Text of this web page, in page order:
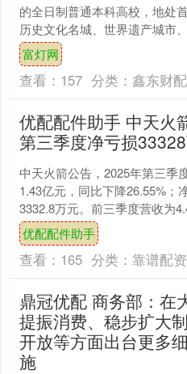
的全日制普通本科高校，地处
历史文化名城、世界遗产城市
化之都、中国海上丝绸之路起
建省泉州市。学校位于泉州....
富灯网
查看： 157 分类： 鑫东财
优配配件助手 中天火
第三季度净亏损
中天火箭公告，2025年第三季
1.43亿元，同比下降26.55%；
3332.8万元。前三季度营收为
同比下降30.95%；净亏损293....
优配配件助手
查看： 165 分类： 靠谱配
鼎冠优配 商务部：在
提振消费、稳步扩大
开放等方面出台更多
施